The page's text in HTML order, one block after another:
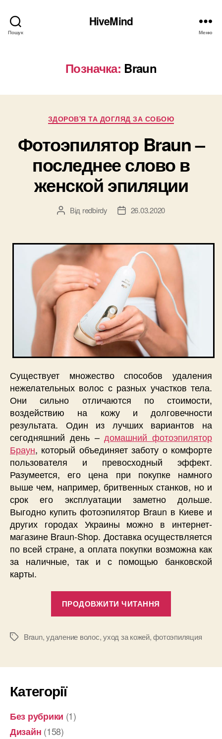
Пошук
HiveMind
Меню
Позначка: Braun
Категорії
ЗДОРОВ'Я ТА ДОГЛЯД ЗА СОБОЮ
Фотоэпилятор Braun –
последнее слово в
женской эпиляции
Автор
Від redbirdy
Дата26.03.2020
Существует множество способов удаления
нежелательных волос с разных участков тела.
Они сильно отличаются по стоимости,
воздействию на кожу и долговечности
результата. Один из лучших вариантов на
сегодняшний день –домашний фотоэпилятор
Браун, который объединяет заботу о комфорте
пользователя и превосходный эффект.
Разумеется, его цена при покупке намного
выше чем, например, бритвенных станков, но и
срок его эксплуатации заметно дольше.
Выгодно купить фотоэпилятор Braun в Киеве и
других городах Украины можно в интернет-
магазине Braun-Shop. Доставка осуществляется
по всей стране, а оплата покупки возможна как
за наличные, так и с помощью банковской
карты.
ПРОДОВЖИТИ ЧИТАННЯ
последнее
в
Позначки
Braun,удаление волос,уход за кожей,фотоэпиляция
Категорії
Без рубрики (1)
Дизайн (158)